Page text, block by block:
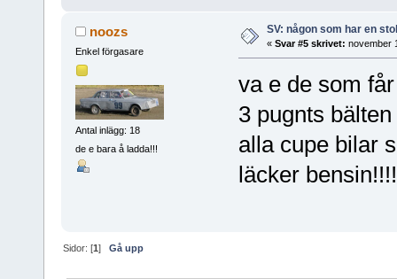
noozs
Enkel förgasare
Antal inlägg: 18
de e bara å ladda!!!
SV: någon som har en
« Svar #5 skrivet: november
va e de som
3 pugnts
alla cupe bilar
läcker bensin!!!!
Sidor: [1]Gå upp